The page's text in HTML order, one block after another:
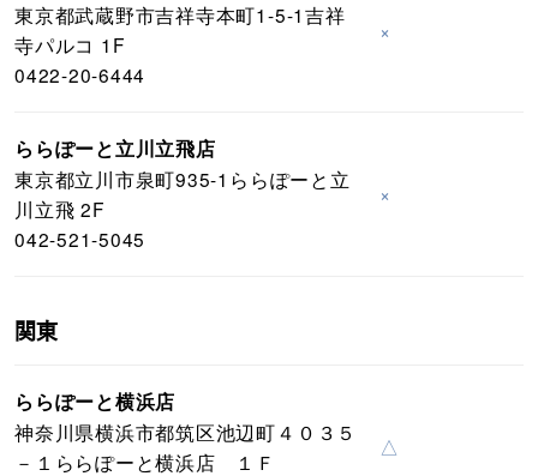
東京都武蔵野市吉祥寺本町1-5-1吉祥
寺パルコ 1F
0422-20-6444
×
ららぽーと立川立飛店
東京都立川市泉町935-1ららぽーと立
川立飛 2F
042-521-5045
×
関東
ららぽーと横浜店
神奈川県横浜市都筑区池辺町４０３５
－１ららぽーと横浜店 １Ｆ
△